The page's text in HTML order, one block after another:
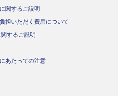
関するご説明
担いただく費用について
するご説明
あたっての注意